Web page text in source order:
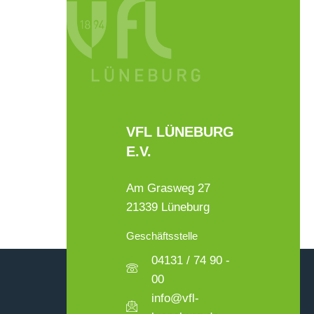
VFL LÜNEBURG
E.V.
Am Grasweg 27
21339 Lüneburg
Geschäftsstelle
04131 / 74 90 -
00
info@vfl-